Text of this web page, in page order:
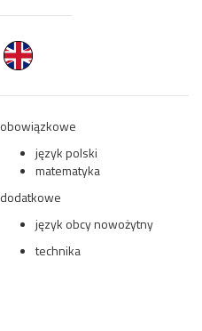
obowiązkowe
język polski
matematyka
dodatkowe
język obcy nowożytny
technika